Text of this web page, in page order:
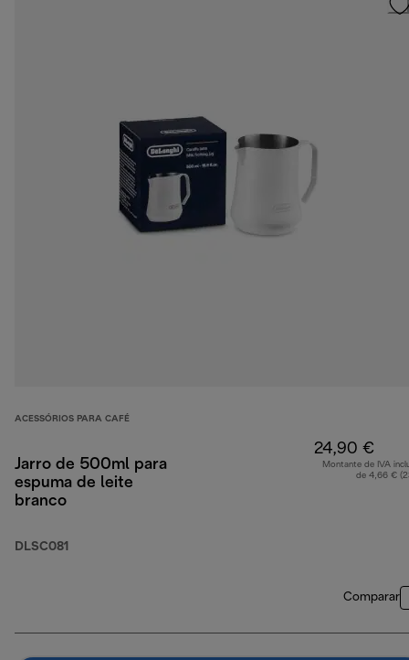
ACESSÓRIOS PARA CAFÉ
Jarro de 500ml para
espuma de leite
branco
DLSC081
24,90 €
Montante de IVA
de 4,66 €
Comparar